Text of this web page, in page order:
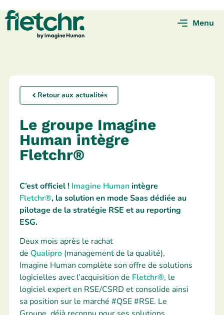
Menu
Retour aux actualités
Le groupe Imagine
Human intègre
Fletchr®
C’est officiel ! Imagine Humanintègre
Fletchr®, la solution en mode Saas dédiée au
pilotage de la stratégie RSE et au reporting
ESG.
Deux mois après le rachat
de Qualipro(management de la qualité),
Imagine Human complète son offre de solutions
logicielles avec l’acquisition de Fletchr®, le
logiciel expert en RSE/CSRD et consolide ainsi
sa position sur le marché #QSE #RSE. Le